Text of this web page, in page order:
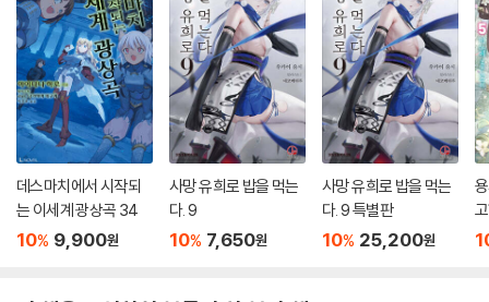
데스마치에서 시작되
는 이세계 광상곡 34
10% 9,900원
사망 유희로 밥을 먹는
다. 9
10% 7,650원
사망 유희로 밥을 먹는
다. 9 특별판
10% 25,200원